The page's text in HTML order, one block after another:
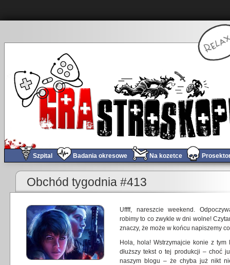
Szpital Badania okresowe Na kozetce
Obchód tygodnia #412
Obchód tygodnia #413
Uffff, nareszcie weekend.
robimy to co zwykle w dni wolne!
znaczy, że może w końcu napiszemy
Hola, hola! Wstrzymajcie konie z
dłuższy tekst o tej produkcji – choć
naszym blogu – że chyba już nikt